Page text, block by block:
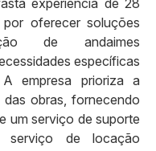
oferecer soluções
de andaimes
específicas
empresa prioriza a
obras, fornecendo
um serviço de suporte
serviço de locação